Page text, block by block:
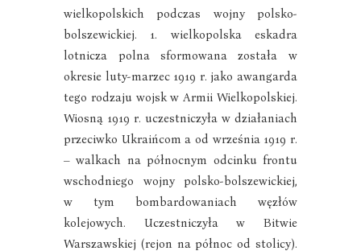
wielkopolskich podczas wojny polsko-
bolszewickiej. 1. wielkopolska eskadra
lotnicza polna sformowana została w
okresie luty-marzec 1919 r. jako awangarda
tego rodzaju wojsk w Armii Wielkopolskiej.
Wiosną 1919 r. uczestniczyła w działaniach
przeciwko Ukraińcom a od września 1919 r.
– walkach na północnym odcinku frontu
wschodniego wojny polsko-bolszewickiej,
w tym bombardowaniach węzłów
kolejowych. Uczestniczyła w Bitwie
Warszawskiej (rejon na północ od stolicy).